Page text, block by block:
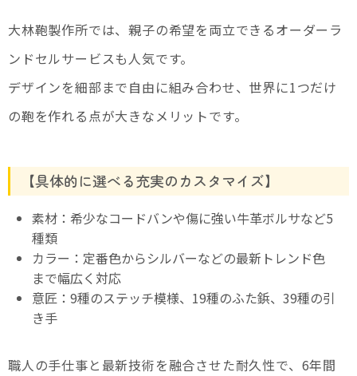
大林鞄製作所では、親子の希望を両立できるオーダーラ
ンドセルサービスも人気です。
デザインを細部まで自由に組み合わせ、世界に1つだけ
の鞄を作れる点が大きなメリットです。
【具体的に選べる充実のカスタマイズ】
素材：希少なコードバンや傷に強い牛革ボルサなど5
種類
カラー：定番色からシルバーなどの最新トレンド色
まで幅広く対応
意匠：9種のステッチ模様、19種のふた鋲、39種の引
き手
職人の手仕事と最新技術を融合させた耐久性で、6年間